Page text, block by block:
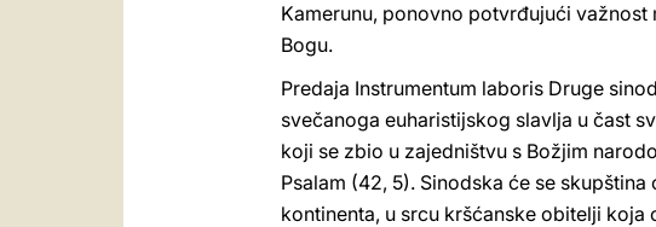
Kamerunu, ponovno potvrđujući
Bogu.
Predaja Instrumentum laboris Druge
svečanoga euharistijskog slavlja u čast
koji se zbio u zajedništvu s Božjim
Psalam (42, 5). Sinodska će se
kontinenta, u srcu kršćanske obitelji